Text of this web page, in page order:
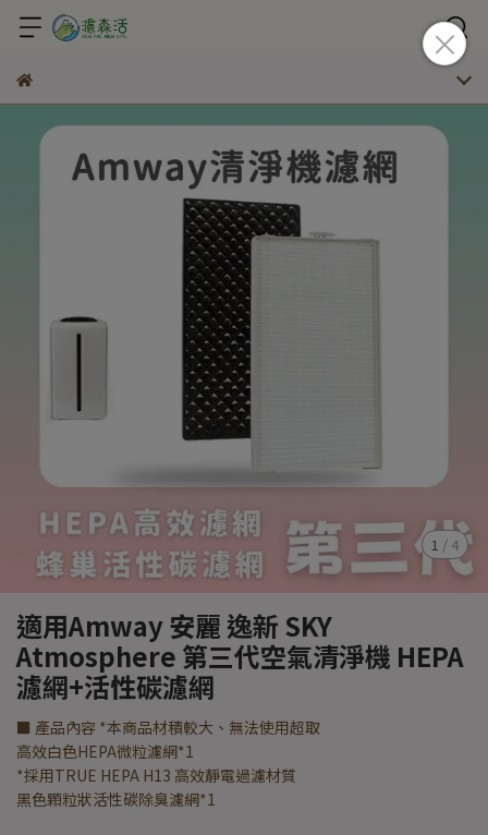
1 / 4
適用Amway 安麗 逸新 SKY
Atmosphere 第三代空氣清淨機 HEPA
濾網+活性碳濾網
■ 產品內容 *本商品材積較大、無法使用超取
高效白色HEPA微粒濾網*1
*採用TRUE HEPA H13 高效靜電過濾材質
黑色顆粒狀活性碳除臭濾網*1